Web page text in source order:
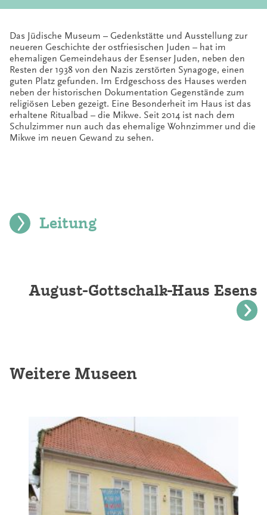
Das Jüdische Museum – Gedenkstätte und Ausstellung zur
neueren Geschichte der ostfriesischen Juden – hat im
ehemaligen Gemeindehaus der Esenser Juden, neben den
Resten der 1938 von den Nazis zerstörten Synagoge, einen
guten Platz gefunden. Im Erdgeschoss des Hauses werden
neben der historischen Dokumentation Gegenstände zum
religiösen Leben gezeigt. Eine Besonderheit im Haus ist das
erhaltene Ritualbad – die Mikwe. Seit 2014 ist nach dem
Schulzimmer nun auch das ehemalige Wohnzimmer und die
Mikwe im neuen Gewand zu sehen.
Leitung
August-Gottschalk-Haus Esens
Weitere Museen